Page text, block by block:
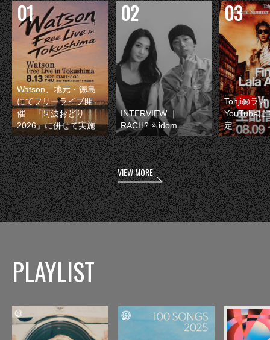
Watson、地元・徳島
にてフリーライブ開
催 『阿波おどり
2026』に併せて実施
INTERVIEW ｜
RACH? × idom
Tohjiのラス
YouTubeに
定
VIEW MORE
PLAYLIST